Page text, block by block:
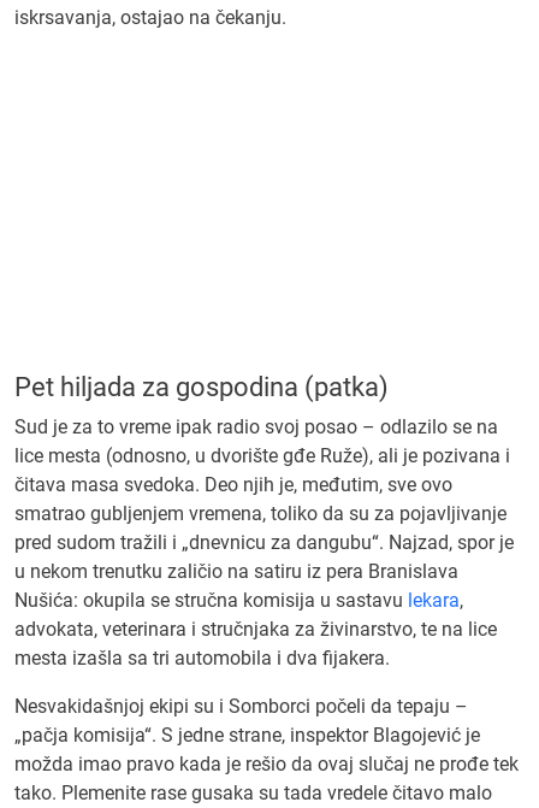
iskrsavanja, ostajao na čekanju.
Pet hiljada za gospodina (patka)
Sud je za to vreme ipak radio svoj posao – odlazilo se na
lice mesta (odnosno, u dvorište gđe Ruže), ali je pozivana i
čitava masa svedoka. Deo njih je, međutim, sve ovo
smatrao gubljenjem vremena, toliko da su za pojavljivanje
pred sudom tražili i „dnevnicu za dangubu“. Najzad, spor je
u nekom trenutku zaličio na satiru iz pera Branislava
Nušića: okupila se stručna komisija u sastavu lekara,
advokata, veterinara i stručnjaka za živinarstvo, te na lice
mesta izašla sa tri automobila i dva fijakera.
Nesvakidašnjoj ekipi su i Somborci počeli da tepaju –
„pačja komisija“. S jedne strane, inspektor Blagojević je
možda imao pravo kada je rešio da ovaj slučaj ne prođe tek
tako. Plemenite rase gusaka su tada vredele čitavo malo